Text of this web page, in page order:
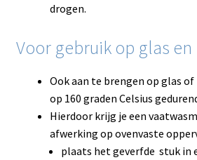
drogen.
Voor gebruik op glas
Ook aan te brengen op glas
op 160 graden Celsius
Hierdoor krijg je een
afwerking op ovenvaste
plaats het geverfde stuk in